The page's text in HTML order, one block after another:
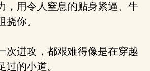
，用令人窒息的贴身紧逼、牛
挠你。
进攻，都艰难得像是在穿越
过的小道。